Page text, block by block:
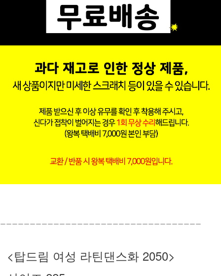
ㅡㅡㅡㅡㅡㅡㅡㅡㅡㅡㅡㅡㅡㅡㅡㅡㅡㅡㅡㅡㅡㅡㅡㅡㅡㅡㅡㅡㅡㅡㅡㅡㅡㅡ
<탑드림 여성 라틴댄스화 2050>